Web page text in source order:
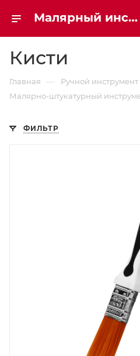
Малярный инструмент | Мaxim-stroy
Кисти
Главная — Ручной инструмент
Малярно-штукатурный
ФИЛЬТР